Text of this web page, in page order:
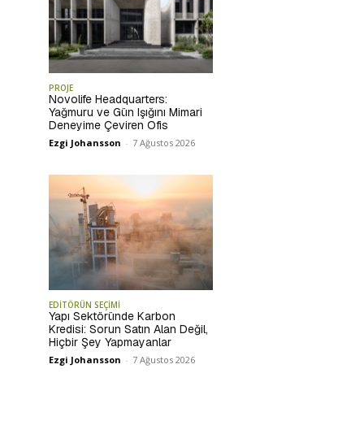
PROJE
Novolife Headquarters:
Yağmuru ve Gün Işığını Mimari
Deneyime Çeviren Ofis
Ezgi Johansson - 7 Ağustos 2026
EDİTÖRÜN SEÇİMİ
Yapı Sektöründe Karbon
Kredisi: Sorun Satın Alan Değil,
Hiçbir Şey Yapmayanlar
Ezgi Johansson - 7 Ağustos 2026